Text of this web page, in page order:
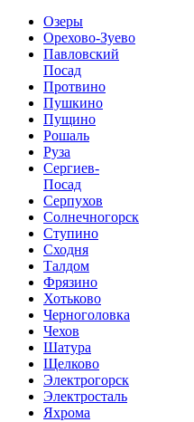
Озеры
Орехово-Зуево
Павловский
Посад
Протвино
Пушкино
Пущино
Рошаль
Руза
Сергиев-
Посад
Серпухов
Солнечногорск
Ступино
Сходня
Талдом
Фрязино
Хотьково
Черноголовка
Чехов
Шатура
Щелково
Электрогорск
Электросталь
Яхрома